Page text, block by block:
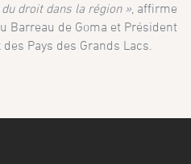
droit dans la région » , affirme
Barreau de Goma et Président
Pays des Grands Lacs.